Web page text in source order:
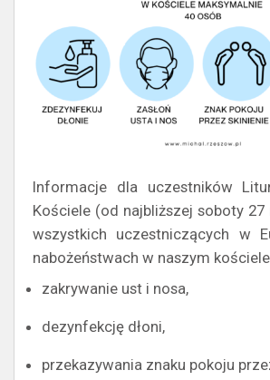
Informacje dla uczestników
Kościele (od najbliższej soboty
wszystkich uczestniczących w
nabożeństwach w naszym
zakrywanie ust i nosa,
dezynfekcję dłoni,
przekazywania znaku pokoju